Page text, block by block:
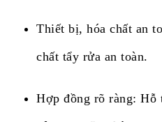
Thiết bị, hóa chất an
chất tẩy rửa an toàn.
Hợp đồng rõ ràng: Hỗ